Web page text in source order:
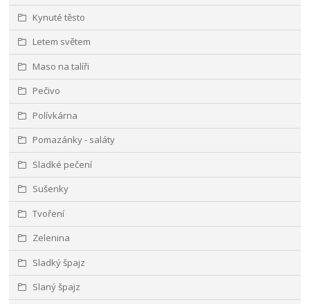
Kynuté těsto
Letem světem
Maso na talíři
Pečivo
Polívkárna
Pomazánky - saláty
Sladké pečení
Sušenky
Tvoření
Zelenina
Sladký špajz
Slaný špajz